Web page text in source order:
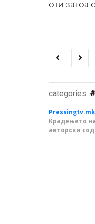
оти затоа
categories:
Pressingtv.mk
Крадењето
авторски